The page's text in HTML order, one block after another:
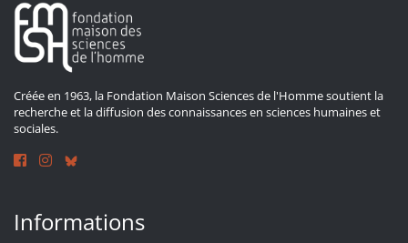
Créée en 1963, la Fondation Maison Sciences de l'Homme soutient la
recherche et la diffusion des connaissances en sciences humaines et
sociales.
Informations